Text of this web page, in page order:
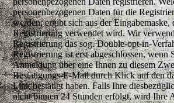
personenbezogenen Daten für die
werden, ergibt sich aus der Eingabemaske,
Registrierung verwendet wird. Wir
Registrierung das sog. Double-opt-in-
Registrierung ist erst abgeschlossen, wenn
Anmeldung über eine Ihnen zu diesem
Bestätigungs-E-Mail durch Klick auf den
Link bestätigt haben. Falls Ihre
nicht binnen 24 Stunden erfolgt, wird Ihre